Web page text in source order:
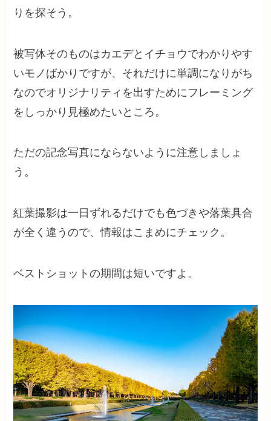
りを探そう。
被写体そのものはカエデとイチョウでわかりやす
いモノばかりですが、それだけに単調になりがち
なのでオリジナリティを出すためにフレーミング
をしっかり見極めたいところ。
ただの記念写真にならないように注意しましょ
う。
紅葉撮影は一日ずれるだけでも色づきや落葉具合
が全く違うので、情報はこまめにチェック。
ベストショットの期間は短いですよ。